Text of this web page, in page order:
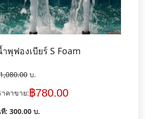
พุฟองเบียร์ S Foam
1,080.00 บ.
าคาขาย: ฿780.00
: 300.00 บ.